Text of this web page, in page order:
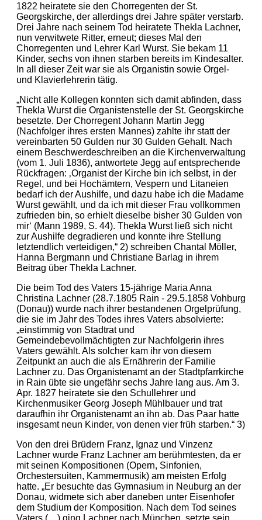
1822 heiratete sie den Chorregenten der St.
Georgskirche, der allerdings drei Jahre später verstarb.
Drei Jahre nach seinem Tod heiratete Thekla Lachner,
nun verwitwete Ritter, erneut; dieses Mal den
Chorregenten und Lehrer Karl Wurst. Sie bekam 11
Kinder, sechs von ihnen starben bereits im Kindesalter.
In all dieser Zeit war sie als Organistin sowie Orgel-
und Klavierlehrerin tätig.
„Nicht alle Kollegen konnten sich damit abfinden, dass
Thekla Wurst die Organistenstelle der St. Georgskirche
besetzte. Der Chorregent Johann Martin Jegg
(Nachfolger ihres ersten Mannes) zahlte ihr statt der
vereinbarten 50 Gulden nur 30 Gulden Gehalt. Nach
einem Beschwerdeschreiben an die Kirchenverwaltung
(vom 1. Juli 1836), antwortete Jegg auf entsprechende
Rückfragen: ‚Organist der Kirche bin ich selbst, in der
Regel, und bei Hochämtern, Vespern und Litaneien
bedarf ich der Aushilfe, und dazu habe ich die Madame
Wurst gewählt, und da ich mit dieser Frau vollkommen
zufrieden bin, so erhielt dieselbe bisher 30 Gulden von
mir‘ (Mann 1989, S. 44). Thekla Wurst ließ sich nicht
zur Aushilfe degradieren und konnte ihre Stellung
letztendlich verteidigen,“ 2) schreiben Chantal Möller,
Hanna Bergmann und Christiane Barlag in ihrem
Beitrag über Thekla Lachner.
Die beim Tod des Vaters 15-jährige Maria Anna
Christina Lachner (28.7.1805 Rain - 29.5.1858 Vohburg
(Donau)) wurde nach ihrer bestandenen Orgelprüfung,
die sie im Jahr des Todes ihres Vaters absolvierte:
„einstimmig von Stadtrat und
Gemeindebevollmächtigten zur Nachfolgerin ihres
Vaters gewählt. Als solcher kam ihr von diesem
Zeitpunkt an auch die als Ernährerin der Familie
Lachner zu. Das Organistenamt an der Stadtpfarrkirche
in Rain übte sie ungefähr sechs Jahre lang aus. Am 3.
Apr. 1827 heiratete sie den Schullehrer und
Kirchenmusiker Georg Joseph Mühlbauer und trat
daraufhin ihr Organistenamt an ihn ab. Das Paar hatte
insgesamt neun Kinder, von denen vier früh starben.“ 3)
Von den drei Brüdern Franz, Ignaz und Vinzenz
Lachner wurde Franz Lachner am berühmtesten, da er
mit seinen Kompositionen (Opern, Sinfonien,
Orchestersuiten, Kammermusik) am meisten Erfolg
hatte. „Er besuchte das Gymnasium in Neuburg an der
Donau, widmete sich aber daneben unter Eisenhofer
dem Studium der Komposition. Nach dem Tod seines
Vaters (…) ging Lachner nach München, setzte sein